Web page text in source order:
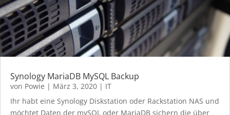
Synology MariaDB MySQL Backup
von Powie | März 3, 2020 | IT
Ihr habt eine Synology Diskstation oder Rackstation NAS und
möchtet Daten der mySQL oder MariaDB sichern die über